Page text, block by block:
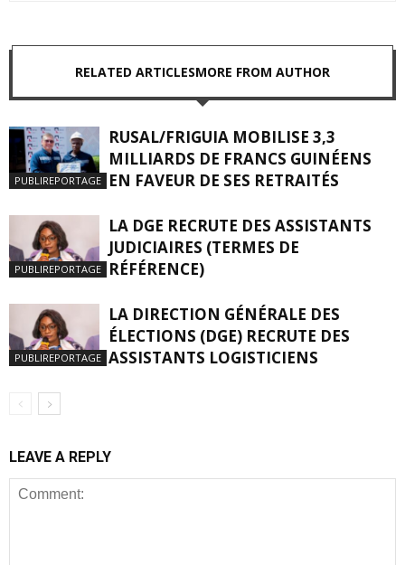
RELATED ARTICLESMORE FROM AUTHOR
PUBLIREPORTAGE
RUSAL/FRIGUIA MOBILISE 3,3
MILLIARDS DE FRANCS GUINÉENS
EN FAVEUR DE SES RETRAITÉS
PUBLIREPORTAGE
LA DGE RECRUTE DES ASSISTANTS
JUDICIAIRES (TERMES DE
RÉFÉRENCE)
PUBLIREPORTAGE
LA DIRECTION GÉNÉRALE DES
ÉLECTIONS (DGE) RECRUTE DES
ASSISTANTS LOGISTICIENS
LEAVE A REPLY